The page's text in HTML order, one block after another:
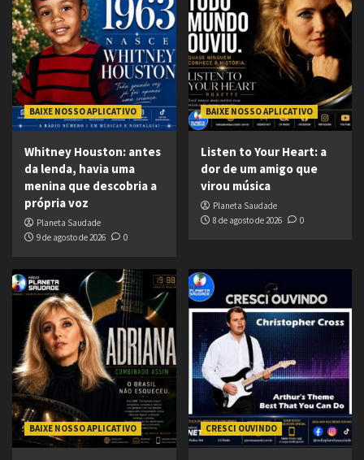
BAIXE NOSSO APLICATIVO
Whitney Houston: antes
da lenda, havia uma
menina que descobria a
própria voz
Planeta Saudade
9 de agosto de 2026
0
BAIXE NOSSO APLICATIVO
Listen to Your Heart: a
dor de um amigo que
virou música
Planeta Saudade
8 de agosto de 2026
0
BAIXE NOSSO APLICATIVO CRESCI OUVINDO